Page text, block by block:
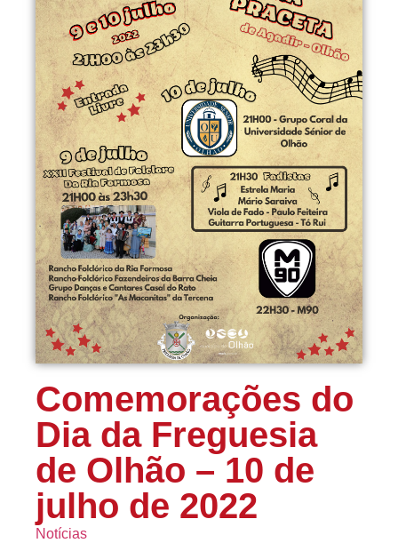
Comemorações do
Dia da Freguesia
de Olhão – 10 de
julho de 2022
Notícias